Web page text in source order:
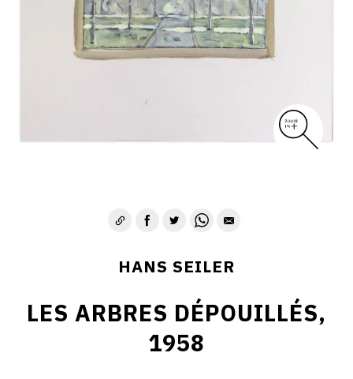
HANS SEILER
LES ARBRES DÉPOUILLÉS,
1958